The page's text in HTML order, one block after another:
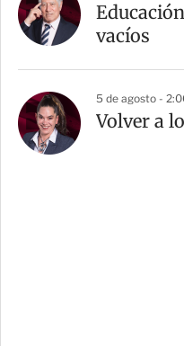
vacíos
5 de agosto -
Volver a